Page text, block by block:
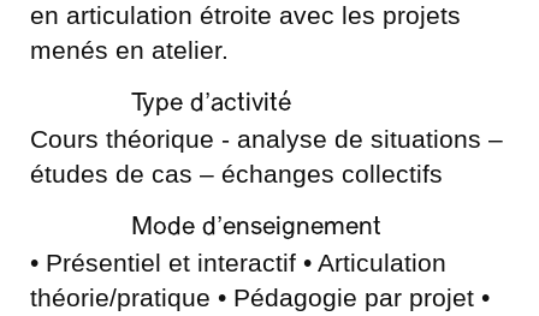
en articulation étroite avec les projets
menés en atelier.
Type d’activité
Cours théorique - analyse de situations –
études de cas – échanges collectifs
Mode d’enseignement
• Présentiel et interactif • Articulation
théorie/pratique • Pédagogie par projet •